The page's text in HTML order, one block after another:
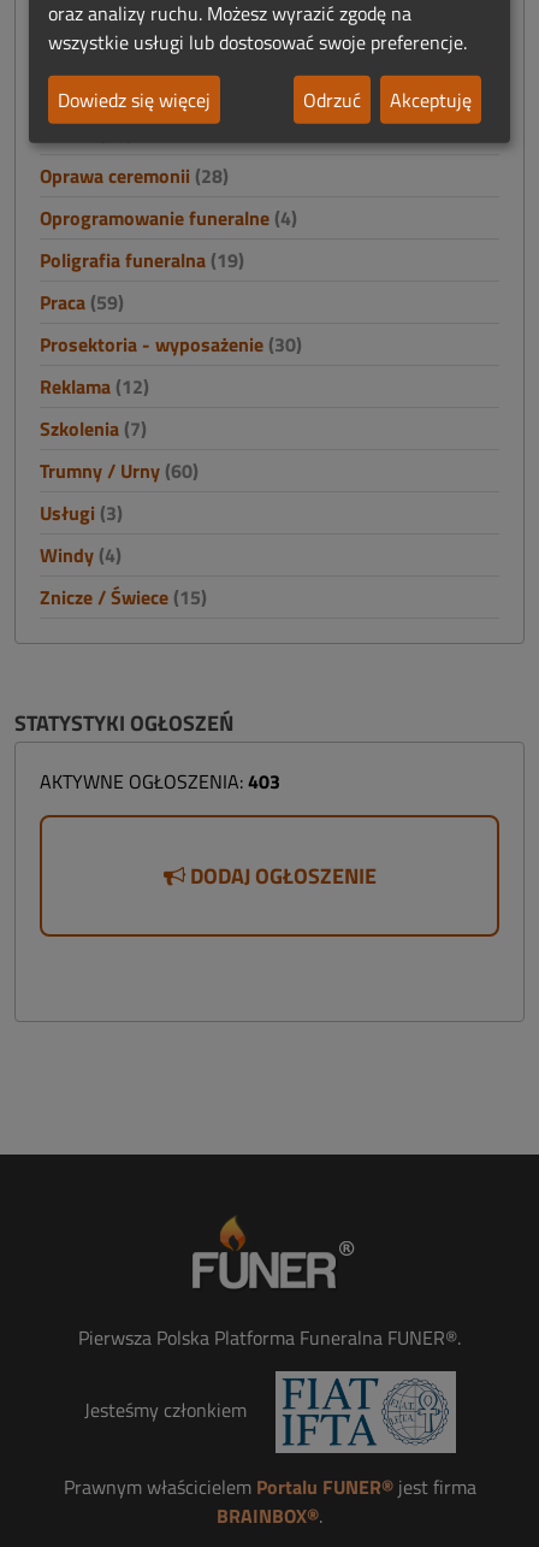
Namioty(0)
Nieruchomości(4)
Odszkodowania i finanse
Odzież(33)
Oprawa ceremonii (28)
Oprogramowanie funeralne (4)
Poligrafia funeralna (19)
Praca (59)
Prosektoria - wyposażenie (30)
Reklama (12)
Szkolenia (7)
Trumny / Urny (60)
Usługi (3)
Windy (4)
Znicze / Świece (15)
STATYSTYKI OGŁOSZEŃ
AKTYWNE OGŁOSZENIA:403
DODAJ OGŁOSZENIE
Pierwsza Polska Platforma Funeralna FUNER®.
Jesteśmy członkiem
Prawnym właścicielem Portalu FUNER®jest firma
BRAINBOX®.
oraz analizy ruchu. Możesz wyrazić zgodę na
wszystkie usługi lub dostosować swoje preferencje.
Dowiedz się więcej
Odrzuć Akceptuję